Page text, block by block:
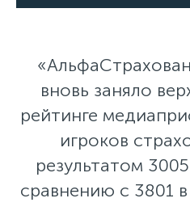
вновь заняло
рейтинге
игроков
результатом
сравнению с 3801